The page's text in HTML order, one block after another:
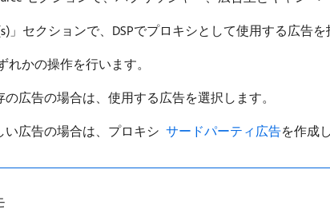
」セクションで、DSPでプロキシとして使用する広告を
れかの操作を行います。
の広告の場合は、使用する広告を選択します。
い広告の場合は、プロキシ ​ サードパーティ広告を作成